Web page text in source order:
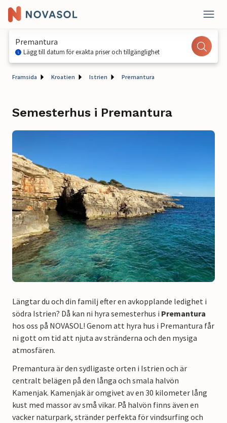
Premantura
Lägg till datum för exakta priser och tillgänglighet
Framsida Kroatien Istrien Premantura
Semesterhus i Premantura
Längtar du och din familj efter en avkopplande ledighet i
södra Istrien? Då kan ni hyra semesterhus i Premantura
hos oss på NOVASOL! Genom att hyra hus i Premantura får
ni gott om tid att njuta av stränderna och den mysiga
atmosfären.
Premantura är den sydligaste orten i Istrien och är
centralt belägen på den långa och smala halvön
Kamenjak. Kamenjak är omgivet av en 30 kilometer lång
kust med massor av små vikar. På halvön finns även en
vacker naturpark, stränder perfekta för vindsurfing och